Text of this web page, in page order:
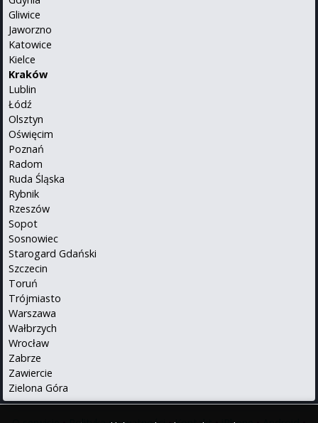
Gliwice
Jaworzno
Katowice
Kielce
Kraków
Lublin
Łódź
Olsztyn
Oświęcim
Poznań
Radom
Ruda Śląska
Rybnik
Rzeszów
Sopot
Sosnowiec
Starogard Gdański
Szczecin
Toruń
Trójmiasto
Warszawa
Wałbrzych
Wrocław
Zabrze
Zawiercie
Zielona Góra